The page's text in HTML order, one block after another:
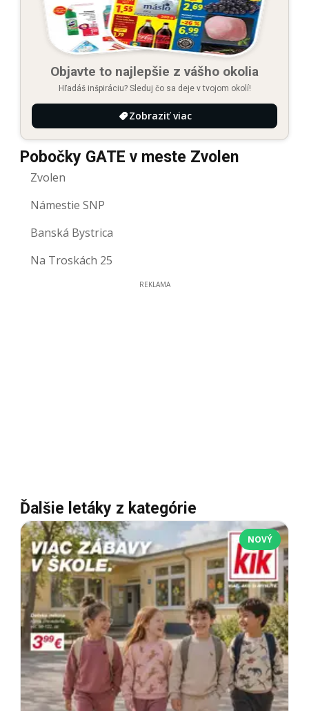
Objavte to najlepšie z vášho okolia
Hľadáš inšpiráciu? Sleduj čo sa deje v tvojom okolí!
Zobraziť viac
Pobočky GATE v meste Zvolen
Zvolen
Námestie SNP
Banská Bystrica
Na Troskách 25
REKLAMA
Ďalšie letáky z kategórie
NOVÝ